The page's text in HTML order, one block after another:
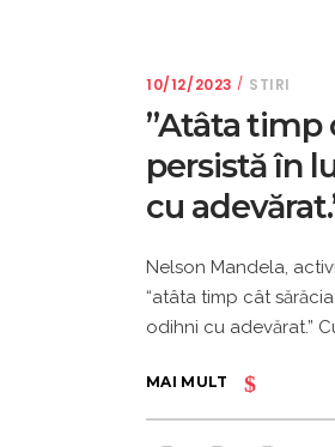
10/12/2023 STIRI
”Atâta timp
persistă în
cu
Nelson Mandela,
“atâta timp cât
odihni cu adevărat.”
MAI MULT